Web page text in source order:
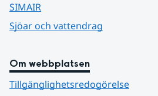
SIMAIR
Sjöar och vattendrag
Om webbplatsen
Tillgänglighetsredogörelse